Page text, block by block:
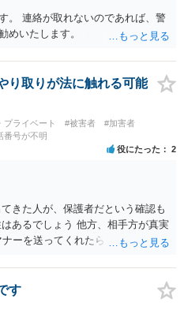
。 連絡が取れないのであれば、警
めいたします。
り取りが法に触れる可能
プライベート #被害者
#加害者
番号が不明
役にたった 2
きた人が、保護者だという確認も
あるでしょう 他方、相手方が真実
ーを送ってくれたら自慰行為など
胸を触って欲しい、などの要望を
)の電子マネーを送信してしまいま
ので顔の雰囲気の写真を交換して
す